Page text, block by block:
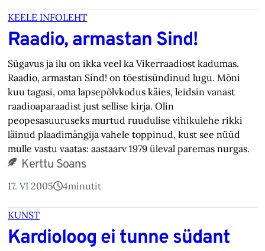
KEELE INFOLEHT
Raadio, armastan Sind!
Sügavus ja ilu on ikka veel ka Vikerraadiost kadumas.
Raadio, armastan Sind! on tõestisündinud lugu. Mõni
kuu tagasi, oma lapsepõlvkodus käies, leidsin vanast
raadioaparaadist just sellise kirja. Olin
peopesasuuruseks murtud ruudulise vihikulehe rikki
läinud plaadimängija vahele toppinud, kust see nüüd
mulle vastu vaatas: aastaarv 1979 üleval paremas nurgas.
Kerttu Soans
17. VI 2005 4minutit
KUNST
Kardioloog ei tunne südant